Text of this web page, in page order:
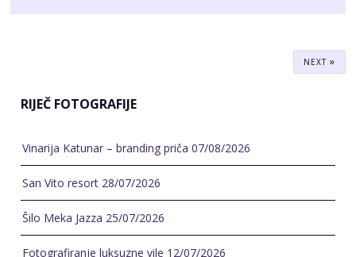
San Vito resort 28/07/2026